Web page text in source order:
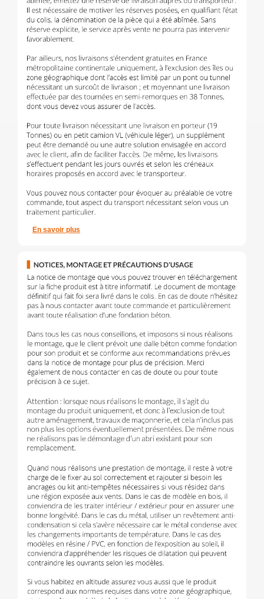
En savoir plus